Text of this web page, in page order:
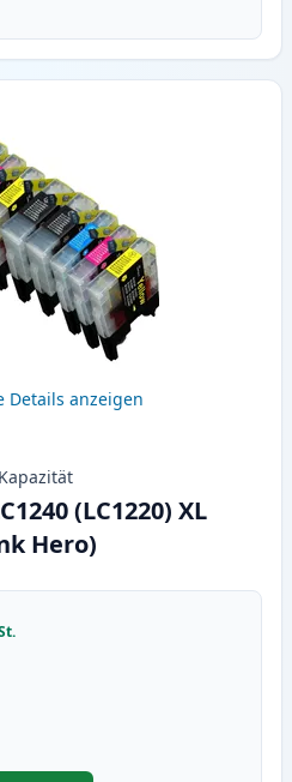
Details anzeigen
Kapazität
(LC1220) XL
Hero)